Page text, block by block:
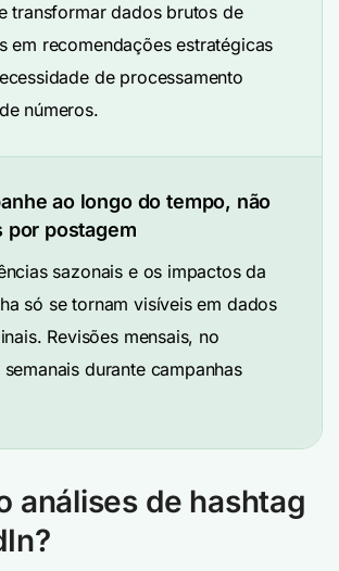
transformar dados brutos de
em recomendações estratégicas
de processamento
números.
ao longo do tempo, não
por postagem
sazonais e os impactos da
só se tornam visíveis em dados
Revisões mensais, no
durante campanhas
análises de hashtag